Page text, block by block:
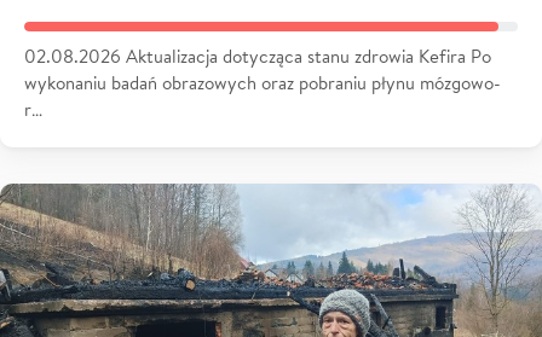
02.08.2026 Aktualizacja dotycząca stanu zdrowia Kefira Po
wykonaniu badań obrazowych oraz pobraniu płynu mózgowo-
r…